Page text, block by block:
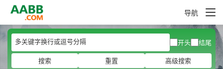
导航
开头
结尾
搜索
重置 高级搜索